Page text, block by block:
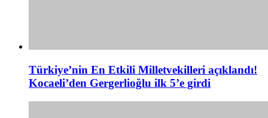
Türkiye’nin En Etkili Milletvekilleri açıklandı!
Kocaeli’den Gergerlioğlu ilk 5’e girdi